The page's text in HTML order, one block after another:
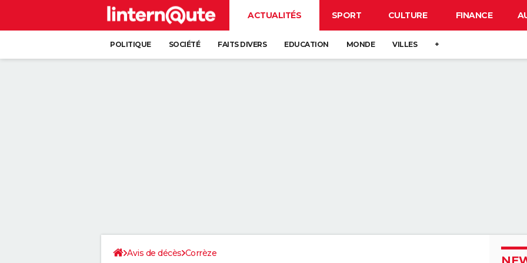
ACTUALITÉS SPORT CULTURE FINANCE
POLITIQUE SOCIÉTÉ FAITS DIVERS EDUCATION MONDE VILLES +
Avis de décès Corrèze